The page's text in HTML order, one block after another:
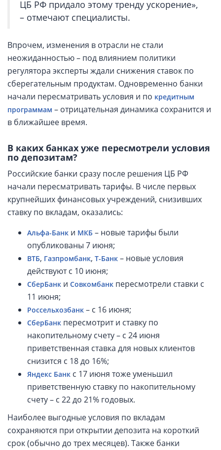
ЦБ РФ придало этому тренду ускорение»,
– отмечают специалисты.
Впрочем, изменения в отрасли не стали
неожиданностью – под влиянием политики
регулятора эксперты ждали снижения ставок по
сберегательным продуктам. Одновременно банки
начали пересматривать условия и по кредитным
программам – отрицательная динамика сохранится и
в ближайшее время.
В каких банках уже пересмотрели условия
по депозитам?
Российские банки сразу после решения ЦБ РФ
начали пересматривать тарифы. В числе первых
крупнейших финансовых учреждений, снизивших
ставку по вкладам, оказались:
Альфа-Банк и МКБ – новые тарифы были
опубликованы 7 июня;
ВТБ, Газпромбанк, Т-Банк – новые условия
действуют с 10 июня;
СберБанк и Совкомбанк пересмотрели ставки с
11 июня;
Россельхозбанк – с 16 июня;
СберБанк пересмотрит и ставку по
накопительному счету – с 24 июня
приветственная ставка для новых клиентов
снизится с 18 до 16%;
Яндекс Банк с 17 июня тоже уменьшил
приветственную ставку по накопительному
счету – с 22 до 21% годовых.
Наиболее выгодные условия по вкладам
сохраняются при открытии депозита на короткий
срок (обычно до трех месяцев). Также банки